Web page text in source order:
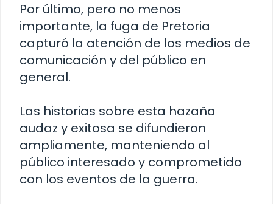
Por último, pero no menos
importante, la fuga de Pretoria
capturó la atención de los medios de
comunicación y del público en
general.
Las historias sobre esta hazaña
audaz y exitosa se difundieron
ampliamente, manteniendo al
público interesado y comprometido
con los eventos de la guerra.